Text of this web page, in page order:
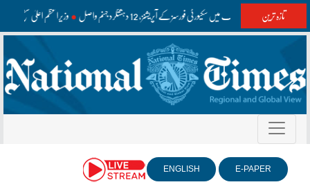
تازہ ترینواشک اور مستونگ میں سکیورٹی فورسز کے آپریشنز، 12 دہشتگرد جہنم واصل وزیراعظم اعلیٰ
E-PAPER
ENGLISH